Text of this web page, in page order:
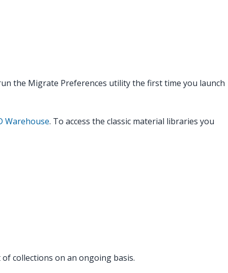
the Migrate Preferences utility the first time you launch
Warehouse. To access the classic material libraries you
collections on an ongoing basis.